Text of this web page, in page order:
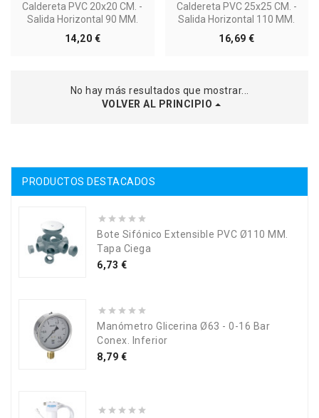
Caldereta PVC 20x20 CM. -
Salida Horizontal 90 MM.
14,20 €Precio
Caldereta PVC 25x25 CM. -
Salida Horizontal 110 MM.
16,69 €Precio
No hay más resultados que mostrar...
VOLVER AL PRINCIPIO
PRODUCTOS DESTACADOS
Bote Sifónico Extensible PVC Ø110 MM.
Tapa Ciega
Precio
6,73 €
Manómetro Glicerina Ø63 - 0-16 Bar
Conex. Inferior
Precio
8,79 €